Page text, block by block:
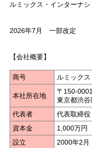
ルミックス・インターナ
2026年7月 一部改定
【会社概要】
商号 ルミック
本社所在地
〒150-0001
東京都渋
代表者
代表取締役
資本金
1,000万円
設立
2000年2月